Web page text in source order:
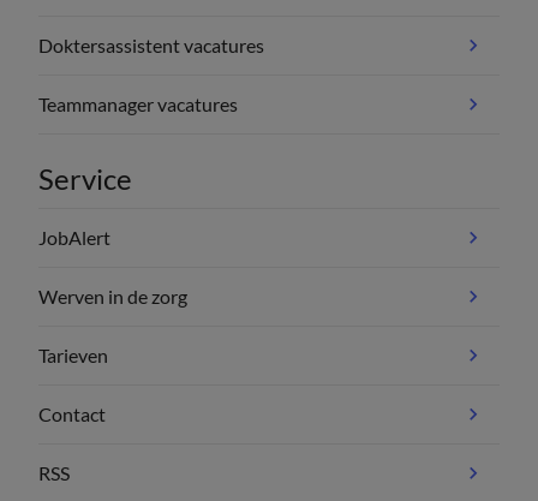
Doktersassistent vacatures
Teammanager vacatures
Service
JobAlert
Werven in de zorg
Tarieven
Contact
RSS